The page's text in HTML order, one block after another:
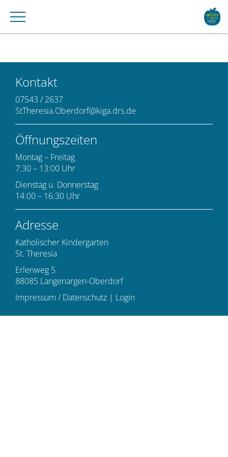
Kontakt
07543 / 2637
StTheresia.Oberdorf@kiga.drs.de
Öffnungszeiten
Montag – Freitag
7:30 – 13:00 Uhr
Dienstag u. Donnerstag
14:00 – 16:30 Uhr
Adresse
Katholischer Kindergarten
St. Theresia
Erlenweg 5
88085 Langenargen-Oberdorf
Impressum / Datenschutz | Login